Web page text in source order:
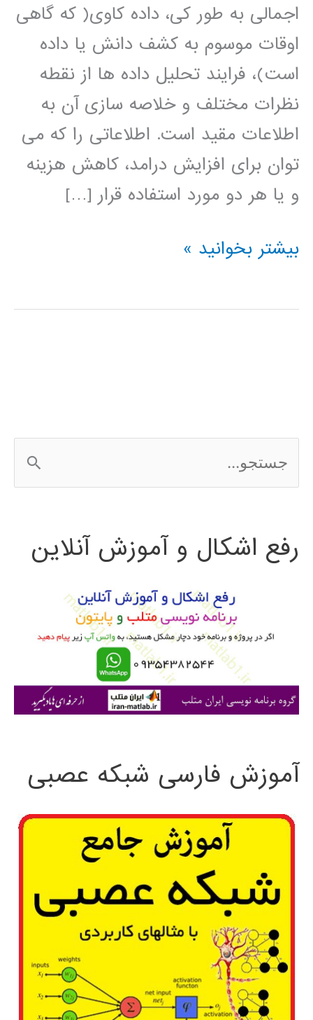
اجمالی به طور کی، داده کاوی( که گاهی
اوقات موسوم به کشف دانش یا داده
است)، فرایند تحلیل داده ها از نقطه
نظرات مختلف و خلاصه سازی آن به
اطلاعات مقید است. اطلاعاتی را که می
توان برای افزایش درامد، کاهش هزینه
و یا هر دو مورد استفاده قرار […]
داده
data
بیشتر بخوانید »
س
ج
ی
رفع اشکال و آموزش آنلاین
آموزش فارسی شبکه عصبی